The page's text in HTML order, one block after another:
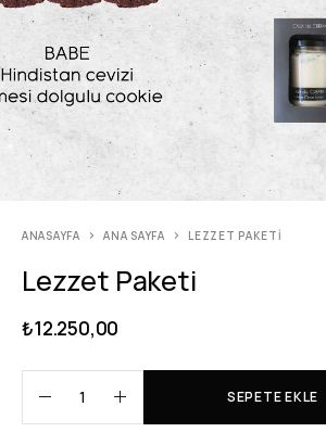
ANASAYFA ANA SAYFA LEZZET PAKETI
Lezzet Paketi
₺12.250,00
SEPETE EKLE